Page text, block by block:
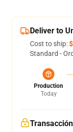
Deliver to
Cost to ship:
Standard -
Production
Today